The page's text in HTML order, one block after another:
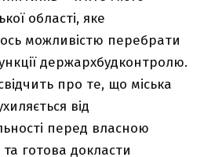
області, яке
можливістю перебрати
держархбудконтролю.
про те, що міська
від
перед власною
готова докласти